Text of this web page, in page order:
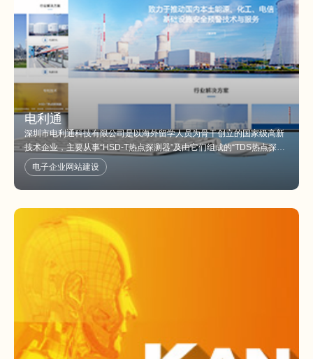
电利通
深圳市电利通科技有限公司是以海外留学人员为骨干创立的国家级高新
技术企业，主要从事“HSD-T热点探测器”及由它们组成的“TDS热点探测
预警系统”的研发、生产及应用推广。
电子企业网站建设